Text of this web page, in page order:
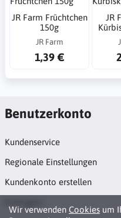
JR Farm Früchtchen
150g
JR Farm
1,39 €
JR
Wir verwenden Cookies um
Benutzerkonto
Kundenservice
Regionale Einstellungen
Kundenkonto erstellen